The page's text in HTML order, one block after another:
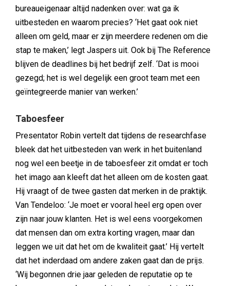
bureaueigenaar altijd nadenken over: wat ga ik
uitbesteden en waarom precies? ‘Het gaat ook niet
alleen om geld, maar er zijn meerdere redenen om die
stap te maken,’ legt Jaspers uit. Ook bij The Reference
blijven de deadlines bij het bedrijf zelf. ‘Dat is mooi
gezegd; het is wel degelijk een groot team met een
geïntegreerde manier van werken.’
Taboesfeer
Presentator Robin vertelt dat tijdens de researchfase
bleek dat het uitbesteden van werk in het buitenland
nog wel een beetje in de taboesfeer zit omdat er toch
het imago aan kleeft dat het alleen om de kosten gaat.
Hij vraagt of de twee gasten dat merken in de praktijk.
Van Tendeloo: ‘Je moet er vooral heel erg open over
zijn naar jouw klanten. Het is wel eens voorgekomen
dat mensen dan om extra korting vragen, maar dan
leggen we uit dat het om de kwaliteit gaat.’ Hij vertelt
dat het inderdaad om andere zaken gaat dan de prijs.
‘Wij begonnen drie jaar geleden de reputatie op te